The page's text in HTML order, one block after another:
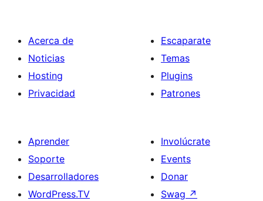
Acerca de
Noticias
Hosting
Privacidad
Escaparate
Temas
Plugins
Patrones
Aprender
Soporte
Desarrolladores
WordPress.TV
Involúcrate
Events
Donar
Swag ↗